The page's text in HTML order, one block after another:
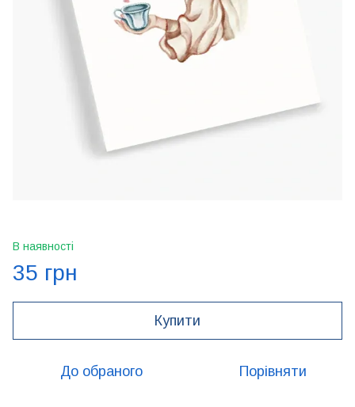
В наявності
35 грн
Купити
До обраного Порівняти